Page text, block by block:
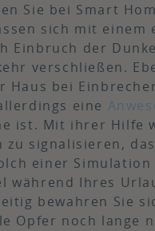
Sie bei Smart
sich mit einem
Einbruch der
verschließen.
bei
eine
ist. Mit ihrer Hilfe
signalisieren,
einer Simulation
während Ihres
bewahren Sie
Opfer noch lange